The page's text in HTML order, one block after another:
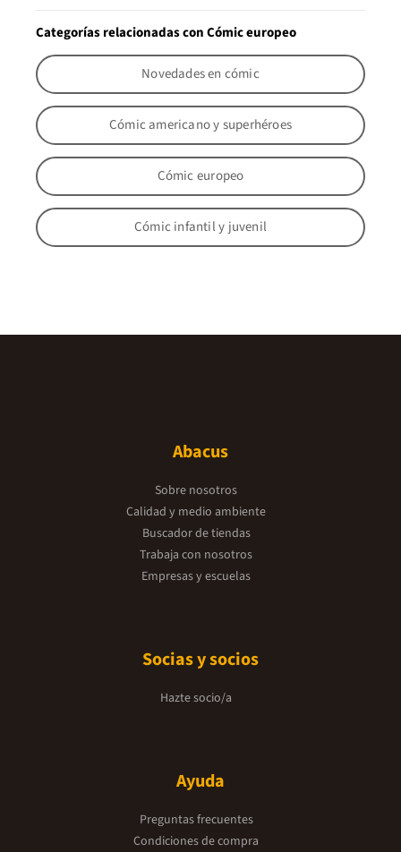
Categorías relacionadas con Cómic europeo
Novedades en cómic
Cómic americano y superhéroes
Cómic europeo
Cómic infantil y juvenil
Abacus
Sobre nosotros
Calidad y medio ambiente
Buscador de tiendas
Trabaja con nosotros
Empresas y escuelas
Socias y socios
Hazte socio/a
Ayuda
Preguntas frecuentes
Condiciones de compra